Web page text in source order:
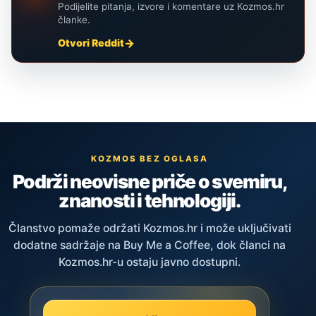
Podijelite pitanja, izvore i komentare uz Kozmos.hr
članke.
Otvori Reddit
KOZMOS BEZ OGLASA
Podrži neovisne priče o svemiru,
znanosti i tehnologiji.
Članstvo pomaže održati Kozmos.hr i može uključivati
dodatne sadržaje na Buy Me a Coffee, dok članci na
Kozmos.hr-u ostaju javno dostupni.